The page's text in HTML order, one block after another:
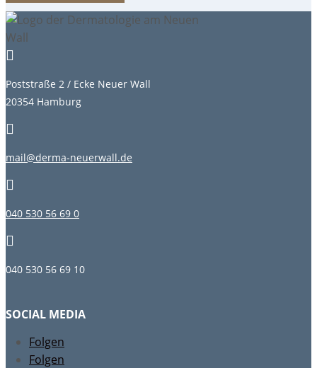

Poststraße 2 / Ecke Neuer Wall
20354 Hamburg

mail@derma-neuerwall.de

040 530 56 69 0

040 530 56 69 10
SOCIAL MEDIA
Folgen
Folgen